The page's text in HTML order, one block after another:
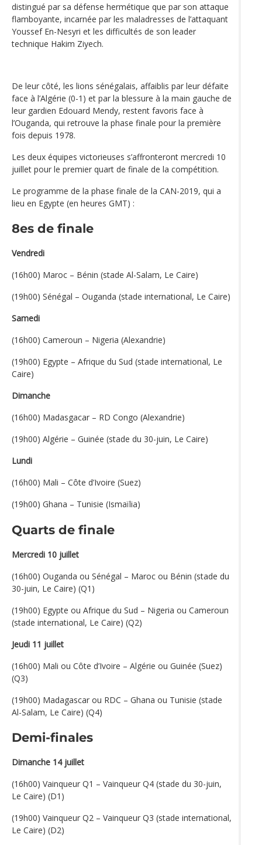
distingué par sa défense hermétique que par son attaque
flamboyante, incarnée par les maladresses de l’attaquant
Youssef En-Nesyri et les difficultés de son leader
technique Hakim Ziyech.
De leur côté, les lions sénégalais, affaiblis par leur défaite
face à l’Algérie (0-1) et par la blessure à la main gauche de
leur gardien Edouard Mendy, restent favoris face à
l’Ouganda, qui retrouve la phase finale pour la première
fois depuis 1978.
Les deux équipes victorieuses s’affronteront mercredi 10
juillet pour le premier quart de finale de la compétition.
Le programme de la phase finale de la CAN-2019, qui a
lieu en Egypte (en heures GMT) :
8es de finale
Vendredi
(16h00) Maroc – Bénin (stade Al-Salam, Le Caire)
(19h00) Sénégal – Ouganda (stade international, Le Caire)
Samedi
(16h00) Cameroun – Nigeria (Alexandrie)
(19h00) Egypte – Afrique du Sud (stade international, Le
Caire)
Dimanche
(16h00) Madasgacar – RD Congo (Alexandrie)
(19h00) Algérie – Guinée (stade du 30-juin, Le Caire)
Lundi
(16h00) Mali – Côte d’Ivoire (Suez)
(19h00) Ghana – Tunisie (Ismaïlia)
Quarts de finale
Mercredi 10 juillet
(16h00) Ouganda ou Sénégal – Maroc ou Bénin (stade du
30-juin, Le Caire) (Q1)
(19h00) Egypte ou Afrique du Sud – Nigeria ou Cameroun
(stade international, Le Caire) (Q2)
Jeudi 11 juillet
(16h00) Mali ou Côte d’Ivoire – Algérie ou Guinée (Suez)
(Q3)
(19h00) Madagascar ou RDC – Ghana ou Tunisie (stade
Al-Salam, Le Caire) (Q4)
Demi-finales
Dimanche 14 juillet
(16h00) Vainqueur Q1 – Vainqueur Q4 (stade du 30-juin,
Le Caire) (D1)
(19h00) Vainqueur Q2 – Vainqueur Q3 (stade international,
Le Caire) (D2)